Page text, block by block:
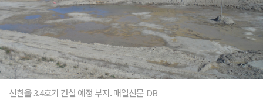
신한울 3.4호기 건설 예정 부지. 매일신문 DB